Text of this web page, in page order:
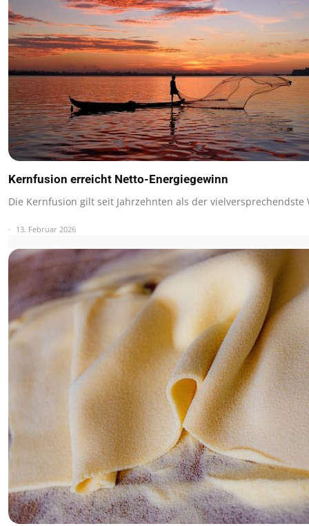
Kernfusion erreicht Netto-Energiegewinn
Die Kernfusion gilt seit Jahrzehnten als der vielversprechendste
13. Februar 2026